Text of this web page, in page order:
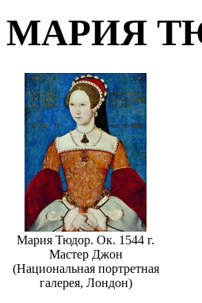
МАРИЯ
Мария Тюдор. Ок. 1544 г.
Мастер Джон
(Национальная портретная
галерея, Лондон)